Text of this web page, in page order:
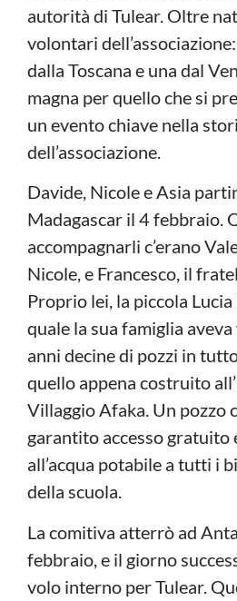
autorità di Tulear. Oltre
volontari
dalla Toscana e una dal
magna per quello che si
un evento chiave nella
dell’associazione.
Davide, Nicole e Asia
Madagascar il 4 febbraio.
accompagnarli c’erano
Nicole, e Francesco, il
Proprio lei, la piccola
quale la sua famiglia
anni decine di pozzi in
quello appena costruito
Villaggio Afaka. Un pozzo
garantito accesso gratuito
all’acqua potabile a tutti i
della scuola.
La comitiva atterrò ad
febbraio, e il giorno
volo interno per Tulear.